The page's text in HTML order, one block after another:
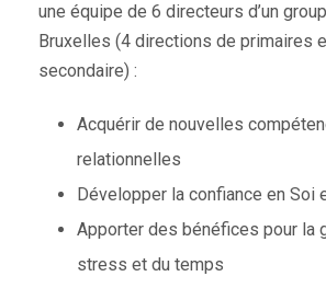
une équipe de 6 directeurs d’un
Bruxelles (4 directions de primaires
secondaire) :
Acquérir de nouvelles
relationnelles
Développer la confiance en Soi
Apporter des bénéfices pour la
stress et du temps